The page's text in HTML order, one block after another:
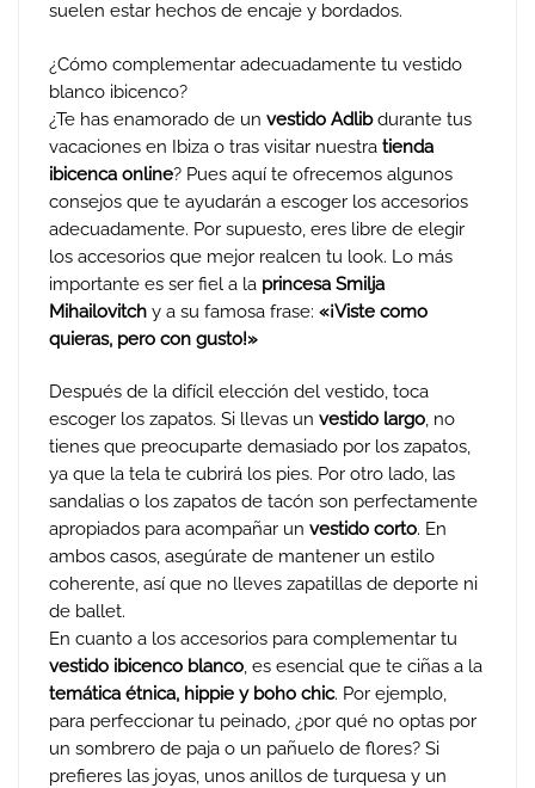
suelen estar hechos de encaje y bordados.
¿Cómo complementar adecuadamente tu vestido
blanco ibicenco?
¿Te has enamorado de un vestido Adlibdurante tus
vacaciones en Ibiza o tras visitar nuestra tienda
ibicenca online? Pues aquí te ofrecemos algunos
consejos que te ayudarán a escoger los accesorios
adecuadamente. Por supuesto, eres libre de elegir
los accesorios que mejor realcen tu look. Lo más
importante es ser fiel a la princesa Smilja
Mihailovitch y a su famosa frase: «¡Viste como
quieras, pero con gusto!»
Después de la difícil elección del vestido, toca
escoger los zapatos. Si llevas un vestido largo, no
tienes que preocuparte demasiado por los zapatos,
ya que la tela te cubrirá los pies. Por otro lado, las
sandalias o los zapatos de tacón son perfectamente
apropiados para acompañar un vestido corto. En
ambos casos, asegúrate de mantener un estilo
coherente, así que no lleves zapatillas de deporte ni
de ballet.
En cuanto a los accesorios para complementar tu
vestido ibicenco blanco, es esencial que te ciñas a la
temática étnica, hippie y boho chic. Por ejemplo,
para perfeccionar tu peinado, ¿por qué no optas por
un sombrero de paja o un pañuelo de flores? Si
prefieres las joyas, unos anillos de turquesa y un